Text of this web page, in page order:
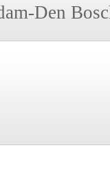
Den